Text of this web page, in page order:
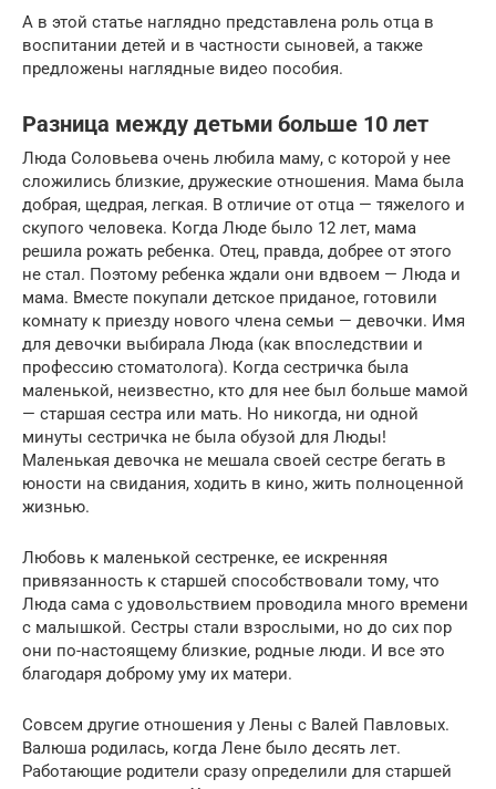
А в этой статье наглядно представлена роль отца в
воспитании детей и в частности сыновей, а также
предложены наглядные видео пособия.
Разница между детьми больше 10 лет
Люда Соловьева очень любила маму, с которой у нее
сложились близкие, дружеские отношения. Мама была
добрая, щедрая, легкая. В отличие от отца — тяжелого и
скупого человека. Когда Люде было 12 лет, мама
решила рожать ребенка. Отец, правда, добрее от этого
не стал. Поэтому ребенка ждали они вдвоем — Люда и
мама. Вместе покупали детское приданое, готовили
комнату к приезду нового члена семьи — девочки. Имя
для девочки выбирала Люда (как впоследствии и
профессию стоматолога). Когда сестричка была
маленькой, неизвестно, кто для нее был больше мамой
— старшая сестра или мать. Но никогда, ни одной
минуты сестричка не была обузой для Люды!
Маленькая девочка не мешала своей сестре бегать в
юности на свидания, ходить в кино, жить полноценной
жизнью.
Любовь к маленькой сестренке, ее искренняя
привязанность к старшей способствовали тому, что
Люда сама с удовольствием проводила много времени
с малышкой. Сестры стали взрослыми, но до сих пор
они по-настоящему близкие, родные люди. И все это
благодаря доброму уму их матери.
Совсем другие отношения у Лены с Валей Павловых.
Валюша родилась, когда Лене было десять лет.
Работающие родители сразу определили для старшей